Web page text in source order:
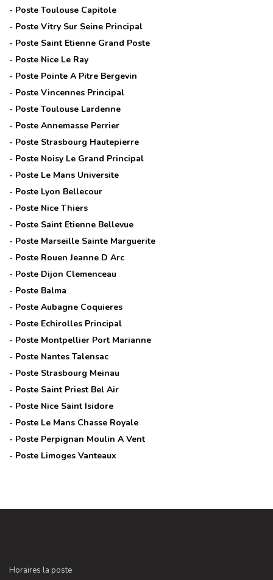
- Poste Toulouse Capitole
- Poste Vitry Sur Seine Principal
- Poste Saint Etienne Grand Poste
- Poste Nice Le Ray
- Poste Pointe A Pitre Bergevin
- Poste Vincennes Principal
- Poste Toulouse Lardenne
- Poste Annemasse Perrier
- Poste Strasbourg Hautepierre
- Poste Noisy Le Grand Principal
- Poste Le Mans Universite
- Poste Lyon Bellecour
- Poste Nice Thiers
- Poste Saint Etienne Bellevue
- Poste Marseille Sainte Marguerite
- Poste Rouen Jeanne D Arc
- Poste Dijon Clemenceau
- Poste Balma
- Poste Aubagne Coquieres
- Poste Echirolles Principal
- Poste Montpellier Port Marianne
- Poste Nantes Talensac
- Poste Strasbourg Meinau
- Poste Saint Priest Bel Air
- Poste Nice Saint Isidore
- Poste Le Mans Chasse Royale
- Poste Perpignan Moulin A Vent
- Poste Limoges Vanteaux
Horaires la poste